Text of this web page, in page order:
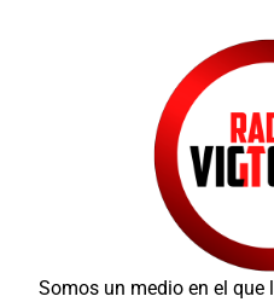
Somos un medio en el